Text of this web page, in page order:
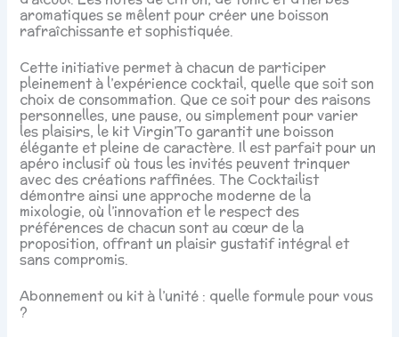
aromatiques se mêlent pour créer une boisson
rafraîchissante et sophistiquée.
Cette initiative permet à chacun de participer
pleinement à l’expérience cocktail, quelle que soit son
choix de consommation. Que ce soit pour des raisons
personnelles, une pause, ou simplement pour varier
les plaisirs, le kit Virgin’To garantit une boisson
élégante et pleine de caractère. Il est parfait pour un
apéro inclusif où tous les invités peuvent trinquer
avec des créations raffinées. The Cocktailist
démontre ainsi une approche moderne de la
mixologie, où l’innovation et le respect des
préférences de chacun sont au cœur de la
proposition, offrant un plaisir gustatif intégral et
sans compromis.
Abonnement ou kit à l’unité : quelle formule pour vous
?